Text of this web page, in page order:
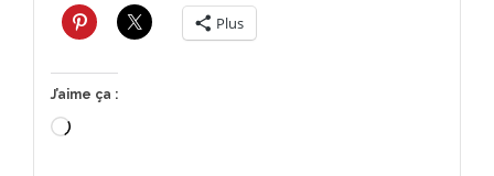
Plus
J’aime ça :
Chargement…